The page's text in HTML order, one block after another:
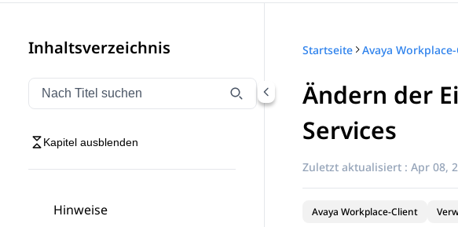
Inhaltsverzeichnis
Navigation nach Titel filtern
Geben Sie Text ein, um Navigationselemente nach Titel zu filtern.
Kapitel ausblenden
Hinweise
Startseite
Ändern der
Services
Zuletzt aktualisiert : Apr 08,
Avaya Workplace-Client